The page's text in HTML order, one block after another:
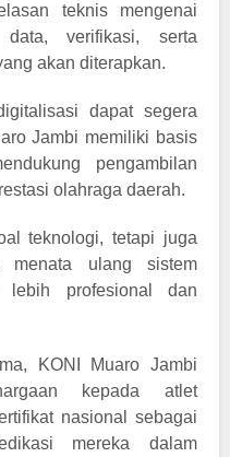
teknis mengenai
data, verifikasi, serta
akan diterapkan.
dapat segera
Jambi memiliki basis
pengambilan
olahraga daerah.
teknologi, tetapi juga
ulang sistem
lebih profesional dan
KONI Muaro Jambi
kepada atlet
nasional sebagai
mereka dalam